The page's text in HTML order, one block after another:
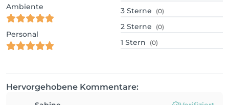
Ambiente
Personal
3 Sterne (0)
2 Sterne (0)
1 Stern (0)
Hervorgehobene Kommentare: